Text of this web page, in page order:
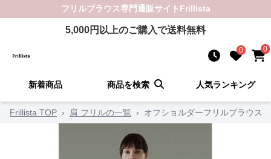
フリルブラウス専門通販サイト Frillista
5,000円以上のご購入で送料無料
0 0
新着商品 商品を検索 人気ランキング
Frillista TOP › 肩 フリルの一覧 › オフショルダーフリルブラウス